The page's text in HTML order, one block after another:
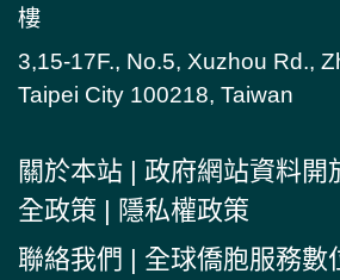
樓
3,15-17F., No.5, Xuzhou Rd.,
Taipei City 100218, Taiwan
關於本站 政府網站資料開
全政策
隱私權政策
聯絡我們
全球僑胞服務數